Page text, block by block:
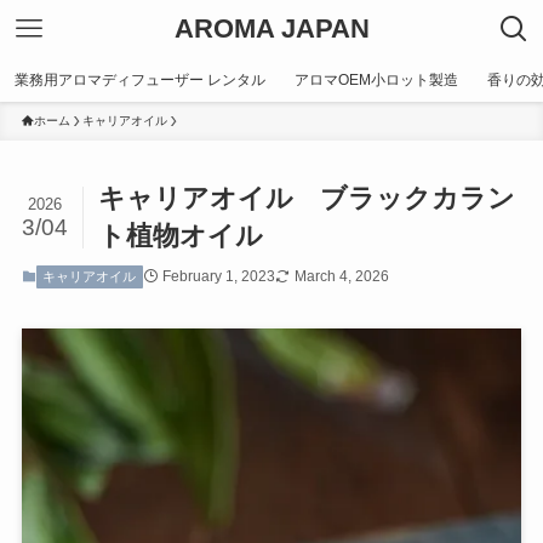
AROMA JAPAN
業務用アロマディフューザー レンタル アロマOEM小ロット製造 香りの
ホーム キャリアオイル
キャリアオイル ブラックカラン
ト植物オイル
2026
3/04
キャリアオイル February 1, 2023 March 4, 2026